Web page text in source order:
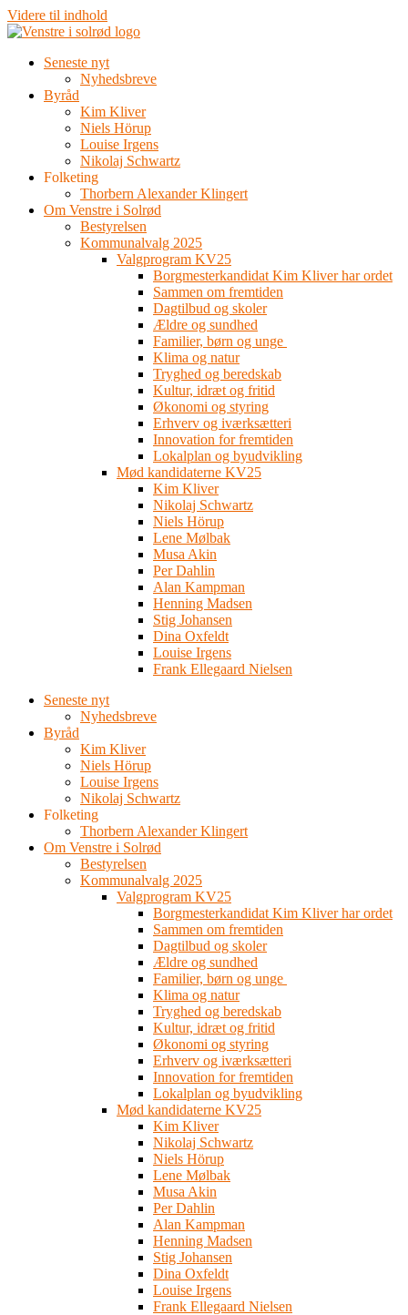
Videre til indhold
Seneste nyt
Nyhedsbreve
Byråd
Kim Kliver
Niels Hörup
Louise Irgens
Nikolaj Schwartz
Folketing
Thorbern Alexander Klingert
Om Venstre i Solrød
Bestyrelsen
Kommunalvalg 2025
Valgprogram KV25
Borgmesterkandidat Kim Kliver har ordet
Sammen om fremtiden
Dagtilbud og skoler
Ældre og sundhed
Familier, børn og unge
Klima og natur
Tryghed og beredskab
Kultur, idræt og fritid
Økonomi og styring
Erhverv og iværksætteri
Innovation for fremtiden
Lokalplan og byudvikling
Mød kandidaterne KV25
Kim Kliver
Nikolaj Schwartz
Niels Hörup
Lene Mølbak
Musa Akin
Per Dahlin
Alan Kampman
Henning Madsen
Stig Johansen
Dina Oxfeldt
Louise Irgens
Frank Ellegaard Nielsen
Seneste nyt
Nyhedsbreve
Byråd
Kim Kliver
Niels Hörup
Louise Irgens
Nikolaj Schwartz
Folketing
Thorbern Alexander Klingert
Om Venstre i Solrød
Bestyrelsen
Kommunalvalg 2025
Valgprogram KV25
Borgmesterkandidat Kim Kliver har ordet
Sammen om fremtiden
Dagtilbud og skoler
Ældre og sundhed
Familier, børn og unge
Klima og natur
Tryghed og beredskab
Kultur, idræt og fritid
Økonomi og styring
Erhverv og iværksætteri
Innovation for fremtiden
Lokalplan og byudvikling
Mød kandidaterne KV25
Kim Kliver
Nikolaj Schwartz
Niels Hörup
Lene Mølbak
Musa Akin
Per Dahlin
Alan Kampman
Henning Madsen
Stig Johansen
Dina Oxfeldt
Louise Irgens
Frank Ellegaard Nielsen